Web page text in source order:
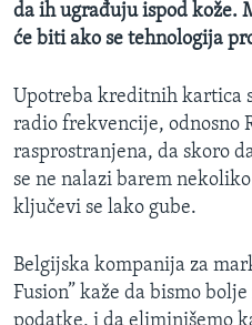
da ih ugrađuju ispod kože.
će biti ako se tehnologija
Upotreba kreditnih kartica
radio frekvencije, odnosno
rasprostranjena, da skoro
se ne nalazi barem
ključevi se lako gube.
Belgijska kompanija za
Fusion” kaže da bismo